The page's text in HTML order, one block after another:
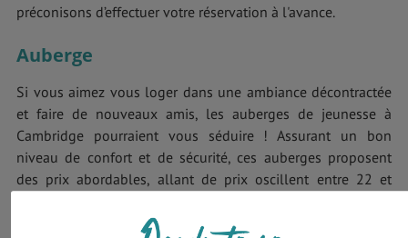
préconisons d’effectuer votre réservation à l'avance.
Auberge
Si vous aimez vous loger dans une ambiance décontractée
et faire de nouveaux amis, les auberges de jeunesse à
Cambridge pourraient vous séduire ! Assurant un bon
niveau de confort et de sécurité, ces auberges proposent
des prix abordables, allant de prix oscillent entre 22 et
l’auberge, ainsi que de la saison.